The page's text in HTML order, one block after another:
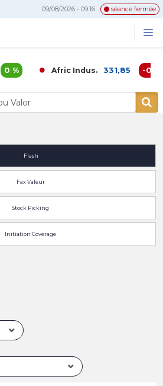
09/08/2026 - 09:16 séance fermée
0 % Afric Indus. 331,85 -0,02
Flash
Fax Valeur
Stock Picking
Initiation Coverage